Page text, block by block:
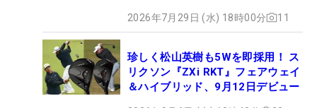
2026年7月29日 (水) 18時00分 11
珍しく松山英樹も5Wを即採用！ ス
リクソン『ZXi RKT』フェアウェイ
＆ハイブリッド、9月12日デビュー